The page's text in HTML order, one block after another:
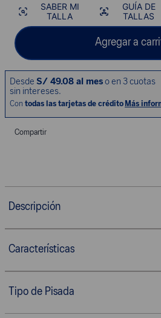
SABER MI
TALLA
GUÍA DE
TALLAS
Agregar a
Compartir
Descripción
Características
Tipo de Pisada